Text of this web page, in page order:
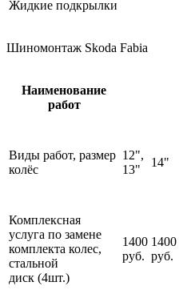
Жидкие подкрылки
Шиномонтаж Skoda Fabia
Наименование
работ
Виды работ, размер
колёс
12",
13"
14"
Комплексная
услуга по замене
комплекта колес,
стальной
диск (4шт.)
1400
руб.
1400
руб.